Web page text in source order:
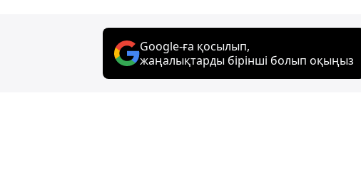
Google-ға қосылып,
жаңалықтарды бірінші болып оқыңыз